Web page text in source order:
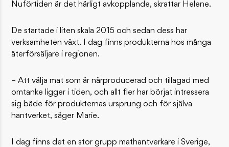
Nuförtiden är det härligt avkopplande, skrattar Helene.
De startade i liten skala 2015 och sedan dess har
verksamheten växt. I dag finns produkterna hos många
återförsäljare i regionen.
– Att välja mat som är närproducerad och tillagad med
omtanke ligger i tiden, och allt fler har börjat intressera
sig både för produkternas ursprung och för själva
hantverket, säger Marie.
I dag finns det en stor grupp mathantverkare i Sverige,